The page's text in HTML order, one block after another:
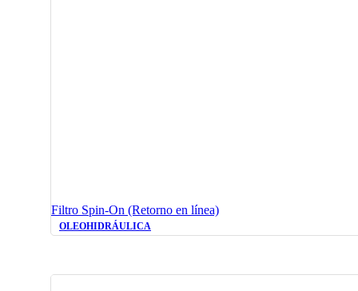
Filtro Spin-On (Retorno en línea)
OLEOHIDRÁULICA